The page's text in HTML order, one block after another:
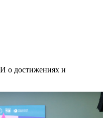
о достижениях и